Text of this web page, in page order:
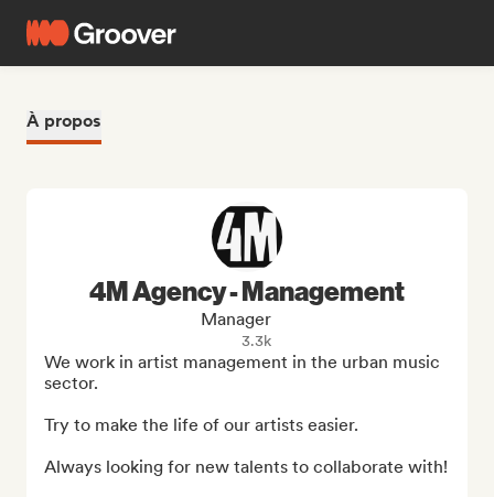
À propos
4M Agency - Management
Manager
3.3k
We work in artist management in the urban music
sector.
Try to make the life of our artists easier.
Always looking for new talents to collaborate with!